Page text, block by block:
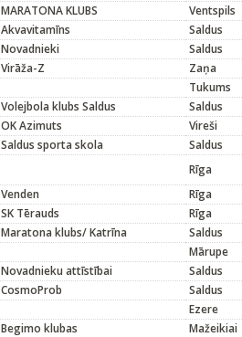
MARATONA KLUBS Ventspils
Akvavitamīns Saldus
Novadnieki Saldus
Virāža-Z Zaņa
Tukums
Volejbola klubs Saldus Saldus
OK Azimuts Vireši
Saldus sporta skola Saldus
Rīga
Venden Rīga
SK Tērauds Rīga
Maratona klubs/ Katrīna Saldus
Mārupe
Novadnieku attīstībai Saldus
CosmoProb Saldus
Ezere
Begimo klubas Mažeikiai